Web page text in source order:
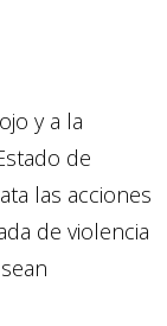
y a la
de
las acciones
de violencia